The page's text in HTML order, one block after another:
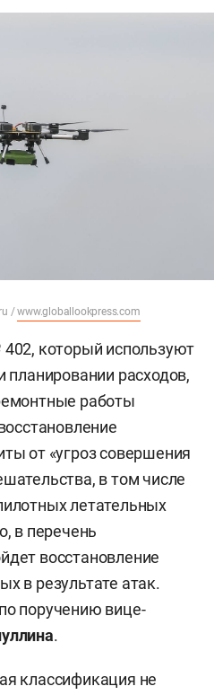
/www.globallookpress.com
который используют
планировании расходов,
работы
от «угроз совершения
в том числе
летательных
в перечень
восстановление
в результате атак.
поручению вице-
.
классификация не